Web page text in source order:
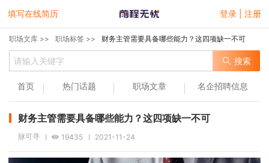
填写在线简历 登录 | 注册
职场文库 >> 职场标签 >> 财务主管需要具备哪些能力？这四项缺一不可
搜索
首页 热门话题 职场文章 名企招聘信息
财务主管需要具备哪些能力？这四项缺一不可
脉可寻 19435 2021-11-24